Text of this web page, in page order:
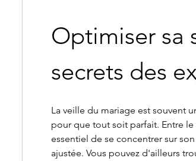
Optimiser sa
secrets des
La veille du mariage est souvent
pour que tout soit parfait. Entre
essentiel de se concentrer sur
ajustée. Vous pouvez d'ailleurs